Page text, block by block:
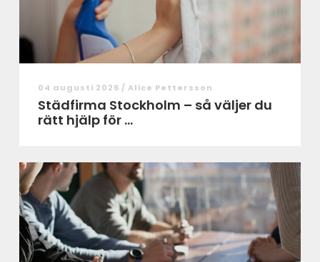
04 augusti 2026 / Alice Pettersson
Städfirma Stockholm – så väljer du
rätt hjälp för ...